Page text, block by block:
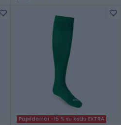
Papildomai -15 % su kodu EXTRA